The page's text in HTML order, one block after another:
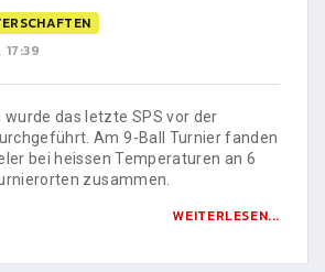
wurde das letzte SPS vor der
Am 9-Ball Turnier fanden
bei heissen Temperaturen an 6
zusammen.
WEITERLESEN...